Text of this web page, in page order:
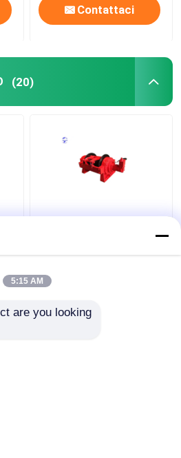
Contattaci
(20)
Guinzaglio idraulico da
20 tonnellate da 10000
5:15 AM
are you looking